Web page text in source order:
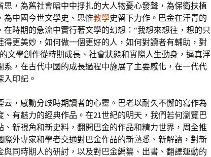
，為舊社會暗中中掙扎的大人物憂心發聲，為保衛扶植
為中國今世文學史、思惟教學史留下力作。巴金在汗青的
時期的急流中實行著文學的幻想：“我想來想往，想的只
得更美妙，如何做一個更好的人，如何對讀者有輔助，對
文學創作從時期成長、社會狀態和實際人生動身，逼真浮
系，在古代中國的成長過程中施展了主要感化，在一代代
印記。
云，感動分歧時期讀者的心靈。巴老以耐久不懈的寫作為
有魅力的經典作品。在21世紀的明天，我們若何瀏覽巴
新視角和新史料，翻開巴金的作品和精力世界，周全推
際外專家和學者交通對巴金作品的新熟悉、新解讀，對新
與同時期人的研討，以及對巴金編纂、出書、翻譯運動的